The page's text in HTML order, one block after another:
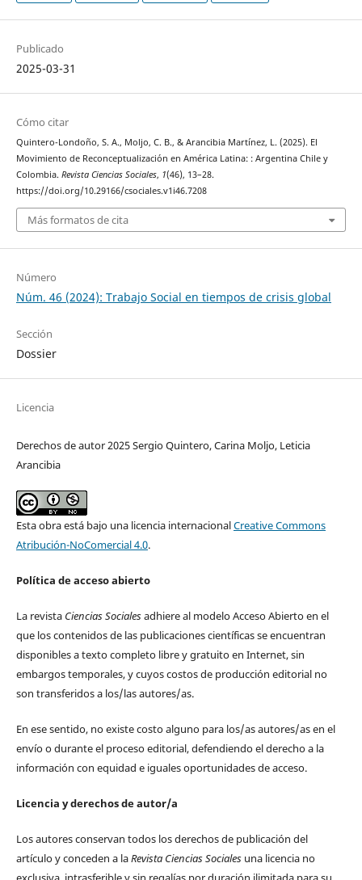
Publicado
2025-03-31
Cómo citar
Quintero-Londoño, S. A., Moljo, C. B., & Arancibia Martínez, L. (2025). El
Movimiento de Reconceptualización en América Latina: : Argentina Chile y
Colombia. Revista Ciencias Sociales, 1(46), 13–28.
https://doi.org/10.29166/csociales.v1i46.7208
Más formatos de cita
Número
Núm. 46 (2024): Trabajo Social en tiempos de crisis global
Sección
Dossier
Licencia
Derechos de autor 2025 Sergio Quintero, Carina Moljo, Leticia
Arancibia
Esta obra está bajo una licencia internacionalCreative Commons
Atribución-NoComercial 4.0.
Política de acceso abierto
La revista Ciencias Socialesadhiere al modelo Acceso Abierto en el
que los contenidos de las publicaciones científicas se encuentran
disponibles a texto completo libre y gratuito en Internet, sin
embargos temporales, y cuyos costos de producción editorial no
son transferidos a los/las autores/as.
En ese sentido, no existe costo alguno para los/as autores/as en el
envío o durante el proceso editorial, defendiendo el derecho a la
información con equidad e iguales oportunidades de acceso.
Licencia y derechos de autor/a
Los autores conservan todos los derechos de publicación del
artículo y conceden a laRevista Ciencias Socialesuna licencia no